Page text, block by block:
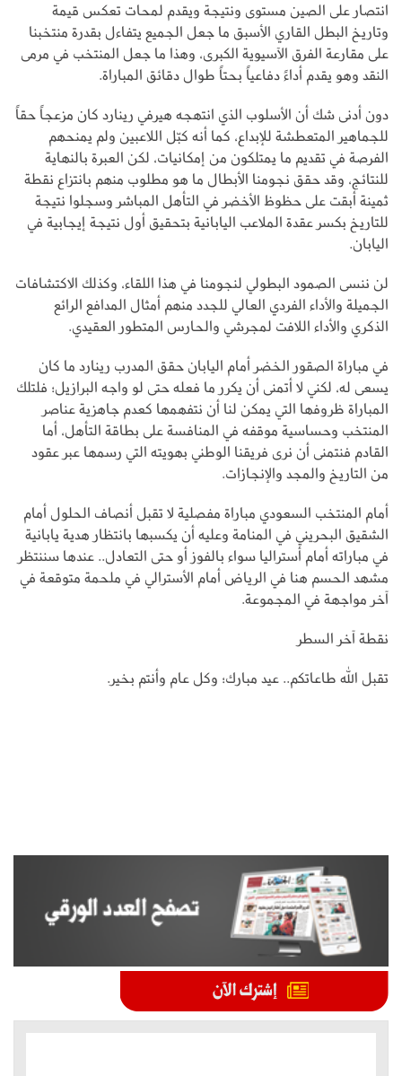
انتصار على الصين مستوى ونتيجة ويقدم لمحات تعكس قيمة
وتاريخ البطل القاري الأسبق ما جعل الجميع يتفاءل بقدرة منتخبنا
على مقارعة الفرق الآسيوية الكبرى، وهذا ما جعل المنتخب في مرمى
النقد وهو يقدم أداءً دفاعياً بحتاً طوال دقائق المباراة.
دون أدنى شك أن الأسلوب الذي انتهجه هيرفي رينارد كان مزعجاً حقاً
للجماهير المتعطشة للإبداع، كما أنه كبّل اللاعبين ولم يمنحهم
الفرصة في تقديم ما يمتلكون من إمكانيات، لكن العبرة بالنهاية
للنتائج، وقد حقق نجومنا الأبطال ما هو مطلوب منهم بانتزاع نقطة
ثمينة أبقت على حظوظ الأخضر في التأهل المباشر وسجلوا نتيجة
للتاريخ بكسر عقدة الملاعب اليابانية بتحقيق أول نتيجة إيجابية في
اليابان.
لن ننسى الصمود البطولي لنجومنا في هذا اللقاء، وكذلك الاكتشافات
الجميلة والأداء الفردي العالي للجدد منهم أمثال المدافع الرائع
الذكري والأداء اللافت لمجرشي والحارس المتطور العقيدي.
في مباراة الصقور الخضر أمام اليابان حقق المدرب رينارد ما كان
يسعى له، لكني لا أتمنى أن يكرر ما فعله حتى لو واجه البرازيل؛ فلتلك
المباراة ظروفها التي يمكن لنا أن نتفهمها كعدم جاهزية عناصر
المنتخب وحساسية موقفه في المنافسة على بطاقة التأهل، أما
القادم فنتمنى أن نرى فريقنا الوطني بهويته التي رسمها عبر عقود
من التاريخ والمجد والإنجازات.
أمام المنتخب السعودي مباراة مفصلية لا تقبل أنصاف الحلول أمام
الشقيق البحريني في المنامة وعليه أن يكسبها بانتظار هدية يابانية
في مباراته أمام أستراليا سواء بالفوز أو حتى التعادل.. عندها سننتظر
مشهد الحسم هنا في الرياض أمام الأسترالي في ملحمة متوقعة في
آخر مواجهة في المجموعة.
نقطة آخر السطر
تقبل الله طاعاتكم.. عيد مبارك؛ وكل عام وأنتم بخير.